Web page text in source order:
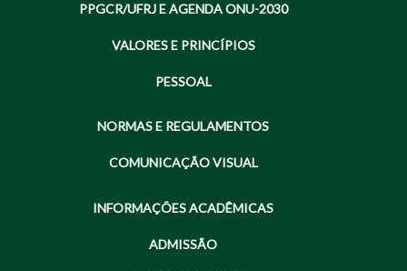
PPGCR/UFRJ E AGENDA ONU-2030
VALORES E PRINCÍPIOS
PESSOAL
NORMAS E REGULAMENTOS
COMUNICAÇÃO VISUAL
INFORMAÇÕES ACADÊMICAS
ADMISSÃO